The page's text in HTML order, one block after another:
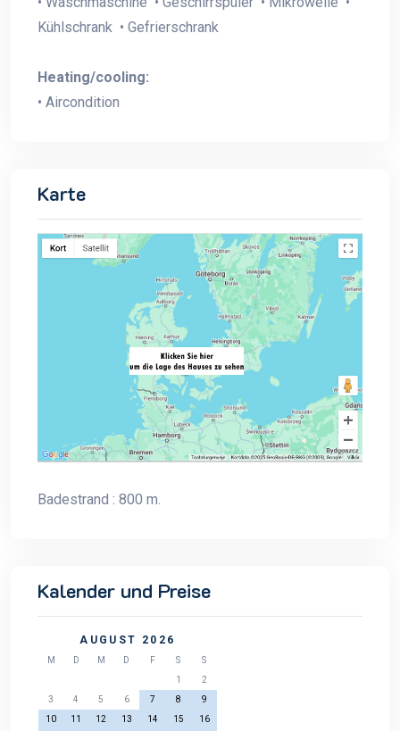
Kühlschrank • Gefrierschrank
Heating/cooling:
• Aircondition
Karte
Badestrand : 800 m.
Kalender und Preise
AUGUST 2026
M D M D F S
S
1
2
3
4 5 6 7 8
9
10
11 12 13 14 15
16